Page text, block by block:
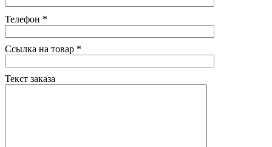
Телефон *
Ссылка на товар *
Текст заказа